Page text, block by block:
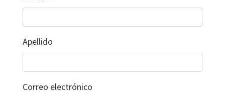
Apellido
Correo electrónico